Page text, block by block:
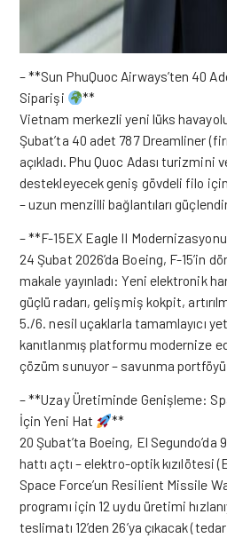
– **Sun PhuQuoc Airways’ten 40
Siparişi
**
Vietnam merkezli yeni lüks
Şubat’ta 40 adet 787 Dreamliner
açıkladı. Phu Quoc Adası turizmini
destekleyecek geniş gövdeli filo için
– uzun menzilli bağlantıları
– **F-15EX Eagle II
24 Şubat 2026’da Boeing, F-15’in
makale yayınladı: Yeni elektronik
güçlü radarı, gelişmiş kokpit,
5./6. nesil uçaklarla tamamlayıcı
kanıtlanmış platformu modernize
çözüm sunuyor – savunma
– **Uzay Üretiminde Genişleme:
İçin Yeni Hat
**
20 Şubat’ta Boeing, El
hattı açtı – elektro-optik kızılötesi
Space Force’un Resilient Missile
programı için 12 uydu üretimi
teslimatı 12’den 26’ya çıkacak